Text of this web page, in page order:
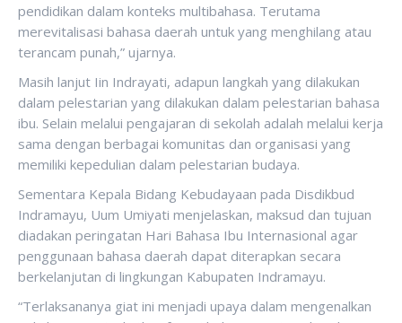
pendidikan dalam konteks multibahasa. Terutama
merevitalisasi bahasa daerah untuk yang menghilang atau
terancam punah,” ujarnya.
Masih lanjut Iin Indrayati, adapun langkah yang dilakukan
dalam pelestarian yang dilakukan dalam pelestarian bahasa
ibu. Selain melalui pengajaran di sekolah adalah melalui kerja
sama dengan berbagai komunitas dan organisasi yang
memiliki kepedulian dalam pelestarian budaya.
Sementara Kepala Bidang Kebudayaan pada Disdikbud
Indramayu, Uum Umiyati menjelaskan, maksud dan tujuan
diadakan peringatan Hari Bahasa Ibu Internasional agar
penggunaan bahasa daerah dapat diterapkan secara
berkelanjutan di lingkungan Kabupaten Indramayu.
“Terlaksananya giat ini menjadi upaya dalam mengenalkan